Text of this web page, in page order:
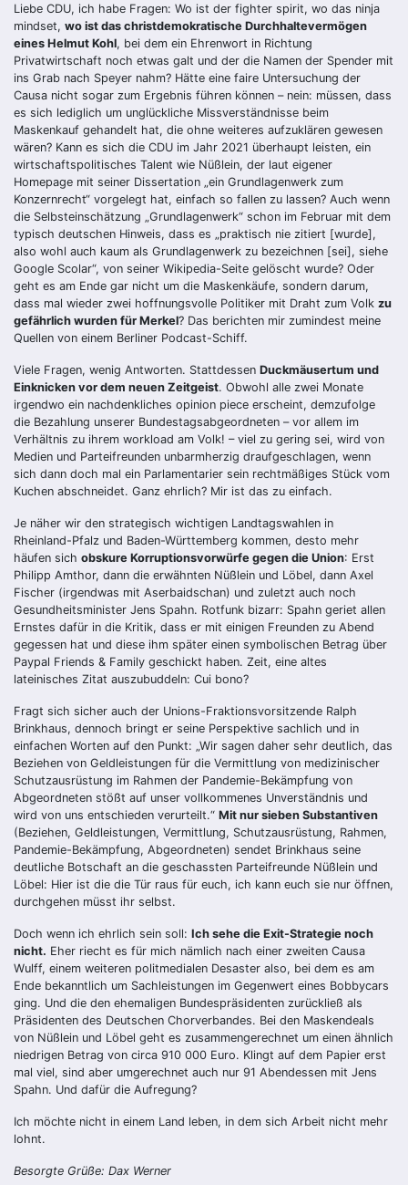
Liebe CDU, ich habe Fragen: Wo ist der fighter spirit, wo das ninja
mindset, wo ist das christdemokratische Durchhaltevermögen
eines Helmut Kohl, bei dem ein Ehrenwort in Richtung
Privatwirtschaft noch etwas galt und der die Namen der Spender mit
ins Grab nach Speyer nahm? Hätte eine faire Untersuchung der
Causa nicht sogar zum Ergebnis führen können – nein: müssen, dass
es sich lediglich um unglückliche Missverständnisse beim
Maskenkauf gehandelt hat, die ohne weiteres aufzuklären gewesen
wären? Kann es sich die CDU im Jahr 2021 überhaupt leisten, ein
wirtschaftspolitisches Talent wie Nüßlein, der laut eigener
Homepage mit seiner Dissertation „ein Grundlagenwerk zum
Konzernrecht“ vorgelegt hat, einfach so fallen zu lassen? Auch wenn
die Selbsteinschätzung „Grundlagenwerk“ schon im Februar mit dem
typisch deutschen Hinweis, dass es „praktisch nie zitiert [wurde],
also wohl auch kaum als Grundlagenwerk zu bezeichnen [sei], siehe
Google Scolar“, von seiner Wikipedia-Seite gelöscht wurde? Oder
geht es am Ende gar nicht um die Maskenkäufe, sondern darum,
dass mal wieder zwei hoffnungsvolle Politiker mit Draht zum Volk zu
gefährlich wurden für Merkel? Das berichten mir zumindest meine
Quellen von einem Berliner Podcast-Schiff.
Viele Fragen, wenig Antworten. Stattdessen Duckmäusertum und
Einknicken vor dem neuen Zeitgeist. Obwohl alle zwei Monate
irgendwo ein nachdenkliches opinion piece erscheint, demzufolge
die Bezahlung unserer Bundestagsabgeordneten – vor allem im
Verhältnis zu ihrem workload am Volk! – viel zu gering sei, wird von
Medien und Parteifreunden unbarmherzig draufgeschlagen, wenn
sich dann doch mal ein Parlamentarier sein rechtmäßiges Stück vom
Kuchen abschneidet. Ganz ehrlich? Mir ist das zu einfach.
Je näher wir den strategisch wichtigen Landtagswahlen in
Rheinland-Pfalz und Baden-Württemberg kommen, desto mehr
häufen sich obskure Korruptionsvorwürfe gegen die Union: Erst
Philipp Amthor, dann die erwähnten Nüßlein und Löbel, dann Axel
Fischer (irgendwas mit Aserbaidschan) und zuletzt auch noch
Gesundheitsminister Jens Spahn. Rotfunk bizarr: Spahn geriet allen
Ernstes dafür in die Kritik, dass er mit einigen Freunden zu Abend
gegessen hat und diese ihm später einen symbolischen Betrag über
Paypal Friends & Family geschickt haben. Zeit, eine altes
lateinisches Zitat auszubuddeln: Cui bono?
Fragt sich sicher auch der Unions-Fraktionsvorsitzende Ralph
Brinkhaus, dennoch bringt er seine Perspektive sachlich und in
einfachen Worten auf den Punkt: „Wir sagen daher sehr deutlich, das
Beziehen von Geldleistungen für die Vermittlung von medizinischer
Schutzausrüstung im Rahmen der Pandemie-Bekämpfung von
Abgeordneten stößt auf unser vollkommenes Unverständnis und
wird von uns entschieden verurteilt.“ Mit nur sieben Substantiven
(Beziehen, Geldleistungen, Vermittlung, Schutzausrüstung, Rahmen,
Pandemie-Bekämpfung, Abgeordneten) sendet Brinkhaus seine
deutliche Botschaft an die geschassten Parteifreunde Nüßlein und
Löbel: Hier ist die die Tür raus für euch, ich kann euch sie nur öffnen,
durchgehen müsst ihr selbst.
Doch wenn ich ehrlich sein soll: Ich sehe die Exit-Strategie noch
nicht. Eher riecht es für mich nämlich nach einer zweiten Causa
Wulff, einem weiteren politmedialen Desaster also, bei dem es am
Ende bekanntlich um Sachleistungen im Gegenwert eines Bobbycars
ging. Und die den ehemaligen Bundespräsidenten zurückließ als
Präsidenten des Deutschen Chorverbandes. Bei den Maskendeals
von Nüßlein und Löbel geht es zusammengerechnet um einen ähnlich
niedrigen Betrag von circa 910 000 Euro. Klingt auf dem Papier erst
mal viel, sind aber umgerechnet auch nur 91 Abendessen mit Jens
Spahn. Und dafür die Aufregung?
Ich möchte nicht in einem Land leben, in dem sich Arbeit nicht mehr
lohnt.
Besorgte Grüße: Dax Werner